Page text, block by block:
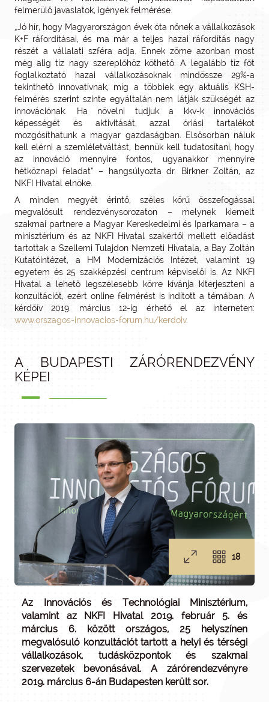
felmerülő javaslatok, igények felmérése.
„Jó hír, hogy Magyarországon évek óta nőnek a vállalkozások
K+F ráfordításai, és ma már a teljes hazai ráfordítás nagy
részét a vállalati szféra adja. Ennek zöme azonban most
még alig tíz nagy szereplőhöz köthető. A legalább tíz főt
foglalkoztató hazai vállalkozásoknak mindössze 29%-a
tekinthető innovatívnak, míg a többiek egy aktuális KSH-
felmérés szerint szinte egyáltalán nem látják szükségét az
innovációnak. Ha növelni tudjuk a kkv-k innovációs
képességét és aktivitását, azzal óriási tartalékot
mozgósíthatunk a magyar gazdaságban. Elsősorban náluk
kell elérni a szemléletváltást, bennük kell tudatosítani, hogy
az innováció mennyire fontos, ugyanakkor mennyire
hétköznapi feladat” – hangsúlyozta dr. Birkner Zoltán, az
NKFI Hivatal elnöke.
A minden megyét érintő, széles körű összefogással
megvalósult rendezvénysorozaton – melynek kiemelt
szakmai partnere a Magyar Kereskedelmi és Iparkamara – a
minisztérium és az NKFI Hivatal szakértői mellett előadást
tartottak a Szellemi Tulajdon Nemzeti Hivatala, a Bay Zoltán
Kutatóintézet, a HM Modernizációs Intézet, valamint 19
egyetem és 25 szakképzési centrum képviselői is. Az NKFI
Hivatal a lehető legszélesebb körre kívánja kiterjeszteni a
konzultációt, ezért online felmérést is indított a témában. A
kérdőív 2019. március 12-ig érhető el az interneten:
www.orszagos-innovacios-forum.hu/kerdoiv.
A BUDAPESTI ZÁRÓRENDEZVÉNY
KÉPEI
18
Az Innovációs és Technológiai Minisztérium,
valamint az NKFI Hivatal 2019. február 5. és
március 6. között országos, 25 helyszínen
megvalósuló konzultációt tartott a helyi és térségi
vállalkozások, tudásközpontok és szakmai
szervezetek bevonásával. A zárórendezvényre
2019. március 6-án Budapesten került sor.